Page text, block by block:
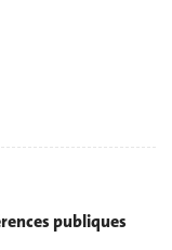
publiques